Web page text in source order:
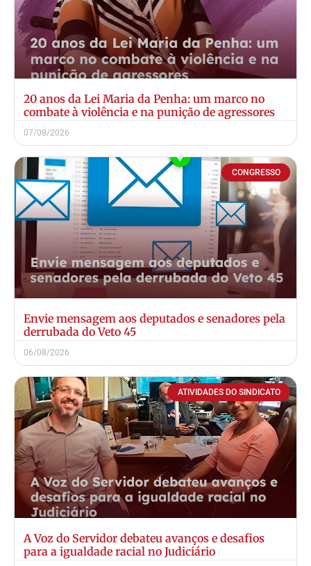
20 anos da Lei Maria da Penha: um marco no
combate à violência e na punição de agressores
07/08/2026
CONGRESSO
Envie mensagem aos deputados e senadores pela
derrubada do Veto 45
06/08/2026
ATIVIDADES DO SINDICATO
A Voz do Servidor debateu avanços e desafios
para a igualdade racial no Judiciário